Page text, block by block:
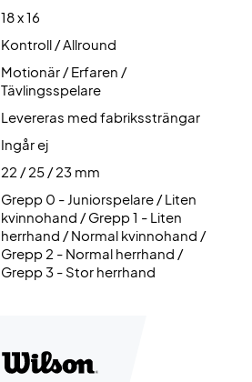
18 x 16
Kontroll / Allround
Motionär / Erfaren /
Tävlingsspelare
Levereras med fabrikssträngar
Ingår ej
22 / 25 / 23 mm
Grepp 0 - Juniorspelare / Liten
kvinnohand / Grepp 1 - Liten
herrhand / Normal kvinnohand /
Grepp 2 - Normal herrhand /
Grepp 3 - Stor herrhand